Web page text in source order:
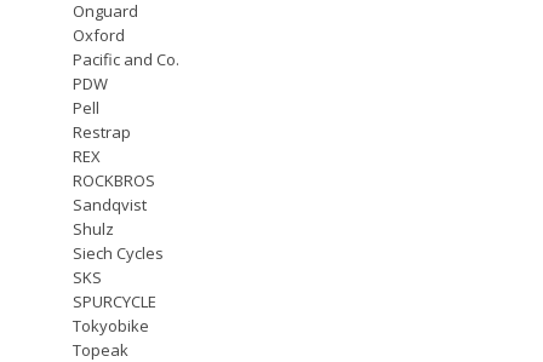
Onguard
Oxford
Pacific and Co.
PDW
Pell
Restrap
REX
ROCKBROS
Sandqvist
Shulz
Siech Cycles
SKS
SPURCYCLE
Tokyobike
Topeak